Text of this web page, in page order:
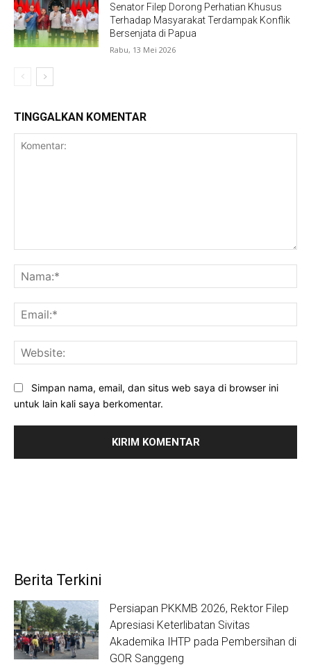
Senator Filep Dorong Perhatian Khusus
Terhadap Masyarakat Terdampak Konflik
Bersenjata di Papua
Rabu, 13 Mei 2026
TINGGALKAN KOMENTAR
Simpan nama, email, dan situs web saya di browser ini
untuk lain kali saya berkomentar.
Berita Terkini
Persiapan PKKMB 2026, Rektor Filep
Apresiasi Keterlibatan Sivitas
Akademika IHTP pada Pembersihan di
GOR Sanggeng